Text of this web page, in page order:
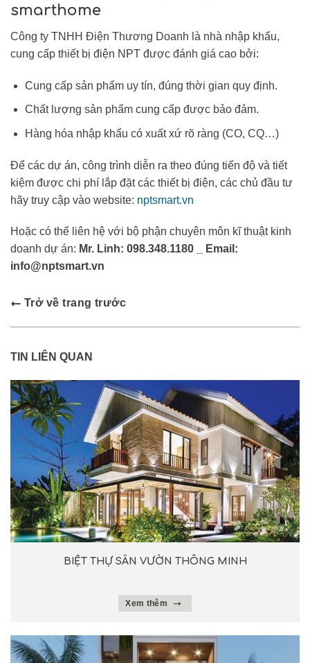
smarthome
Công ty TNHH Điện Thương Doanh là nhà nhập khẩu,
cung cấp thiết bị điện NPT được đánh giá cao bởi:
Cung cấp sản phẩm uy tín, đúng thời gian quy định.
Chất lượng sản phẩm cung cấp được bảo đảm.
Hàng hóa nhập khẩu có xuất xứ rõ ràng (CO, CQ…)
Để các dự án, công trình diễn ra theo đúng tiến độ và tiết
kiệm được chi phí lắp đặt các thiết bị điện, các chủ đầu tư
hãy truy cập vào website: nptsmart.vn
Hoặc có thể liên hệ với bộ phận chuyên môn kĩ thuật kinh
doanh dự án: Mr. Linh: 098.348.1180 _ Email:
info@nptsmart.vn
Trở về trang trước
TIN LIÊN QUAN
BIỆT THỰ SÂN VƯỜN THÔNG MINH
Xem thêm